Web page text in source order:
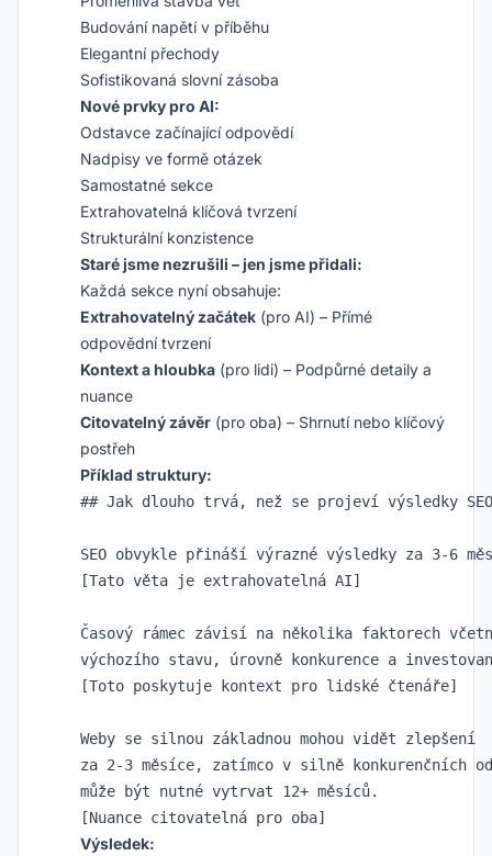
Budování napětí v příběhu
Elegantní přechody
Sofistikovaná slovní zásoba
Nové prvky pro AI:
Odstavce začínající odpovědí
Nadpisy ve formě otázek
Samostatné sekce
Extrahovatelná klíčová tvrzení
Strukturální konzistence
Staré jsme nezrušili – jen jsme přidali:
Každá sekce nyní obsahuje:
Extrahovatelný začátek (pro AI) – Přímé
odpovědní tvrzení
Kontext a hloubka (pro lidi) – Podpůrné detaily a
nuance
Citovatelný závěr (pro oba) – Shrnutí nebo klíčový
postřeh
Příklad struktury:
## Jak dlouho trvá, než se projeví výsledky
SEO obvykle přináší výrazné výsledky za 3-6
[Tato věta je extrahovatelná AI]
Časový rámec závisí na několika faktorech
výchozího stavu, úrovně konkurence a
[Toto poskytuje kontext pro lidské čtenáře]
Weby se silnou základnou mohou vidět zlepšení
za 2-3 měsíce, zatímco v silně konkurenčních
může být nutné vytrvat 12+ měsíců.
Výsledek: